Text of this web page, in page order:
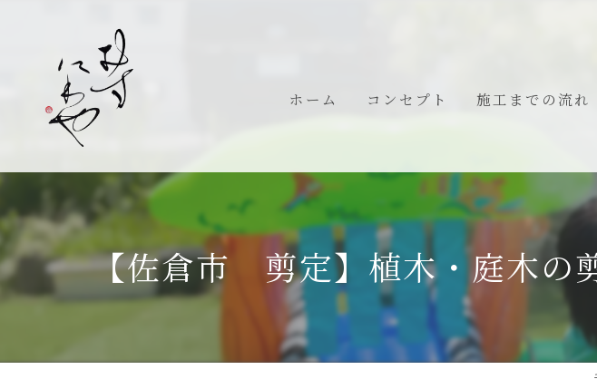
ホーム コンセプト 施工までの流れ
【佐倉市 剪定】植木・庭木の